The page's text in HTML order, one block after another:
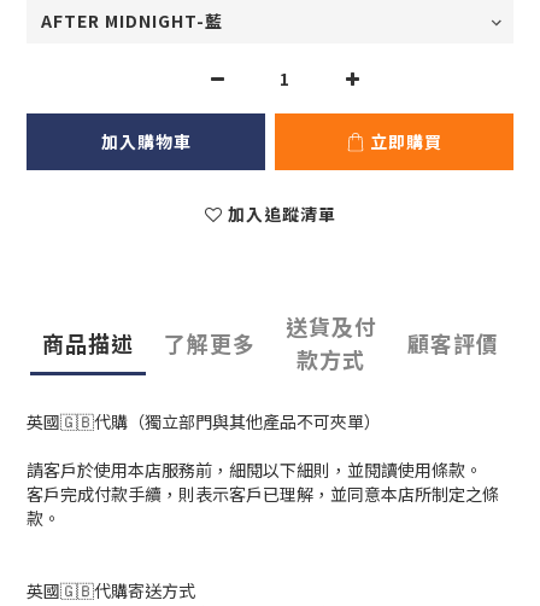
加入購物車 立即購買
加入追蹤清單
商品描述 了解更多
送貨及付
款方式
顧客評價
英國🇬🇧代購（獨立部門與其他產品不可夾單）
請客戶於使用本店服務前，細閱以下細則，並閱讀使用條款。
客戶完成付款手續，則表示客戶已理解，並同意本店所制定之條
款。
英國🇬🇧代購寄送方式